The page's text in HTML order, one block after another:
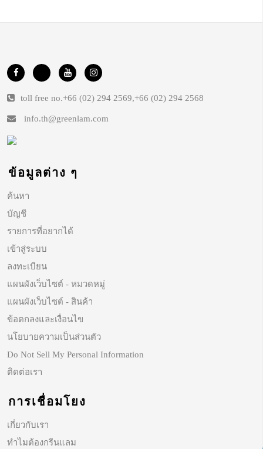
toll free no.+66 (02) 294 2569,+66 (02) 294 2568
info.th@greenlam.com
ข้อมูลต่าง ๆ
ค้นหา
บัญชี
รายการที่อยากได้
เข้าสู่ระบบ
ลงทะเบียน
แผนผังเว็บไซต์ - หมวดหมู่
แผนผังเว็บไซต์ - สินค้า
ข้อตกลงและเงื่อนไข
นโยบายความเป็นส่วนตัว
Do Not Sell My Personal Information
ติดต่อเรา
การเชื่อมโยง
เกี่ยวกับเรา
ทำไมต้องกรีนแลม